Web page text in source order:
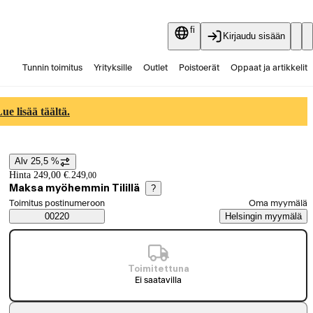
fi
Kirjaudu sisään
Tunnin toimitus Yrityksille Outlet Poistoerät Oppaat ja artikkelit
lisää täältä.
Hintatiedot
Alv 25,5 %
Hinta 249,00 €. 249,00
Maksa myöhemmin Tilillä ?
Saatavuustiedot
Valitse tilaustapa
Toimitus postinumeroon
00220
Oma myymälä
Helsingin myymälä
Toimitettuna
Ei saatavilla